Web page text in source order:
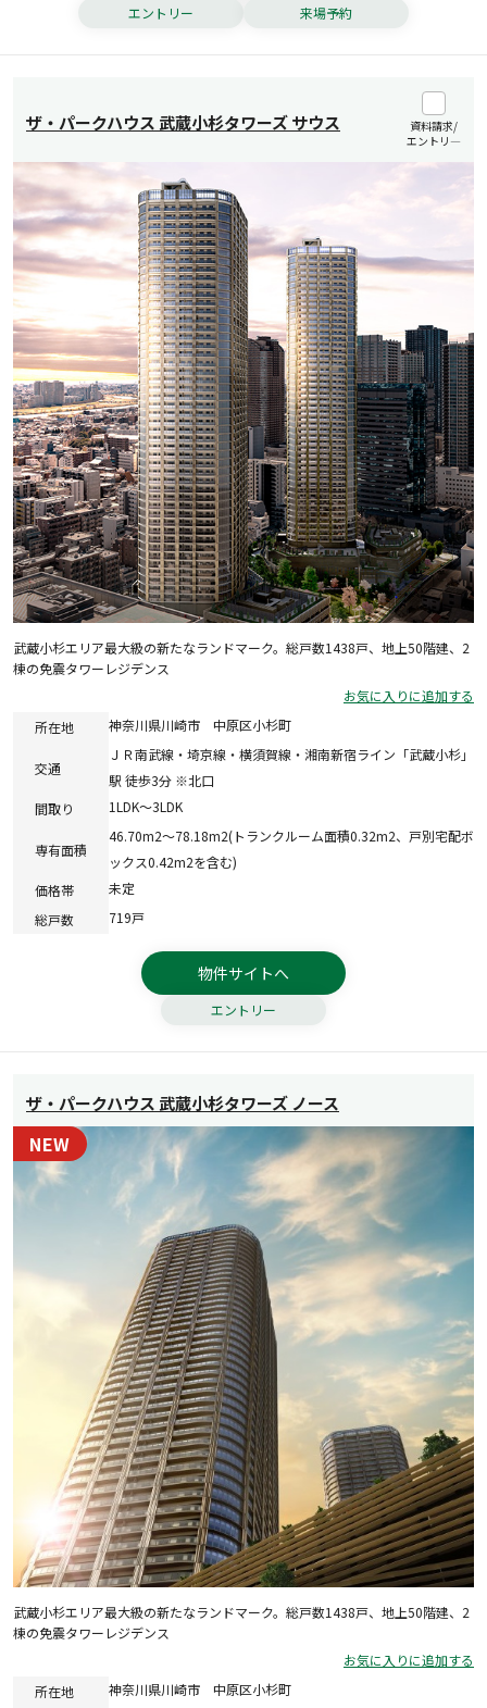
エントリー 来場予約
ザ・パークハウス 武蔵小杉タワーズ サウス
資料請求/
エントリ―
武蔵小杉エリア最大級の新たなランドマーク。総戸数1438戸、地上50階建、2
棟の免震タワーレジデンス
お気に入りに追加する
所在地
神奈川県川崎市 中原区小杉町
専有面積
46.70m2～78.18m2(トランクルーム面積0.32m2、戸別宅配ボ
ックス0.42m2を含む)
交通
ＪＲ南武線・埼京線・横須賀線・湘南新宿ライン「武蔵小杉」
駅 徒歩3分 ※北口
価格帯 未定
間取り 1LDK～3LDK
総戸数 719戸
物件サイトへ
エントリー
ザ・パークハウス 武蔵小杉タワーズ ノース
NEW
武蔵小杉エリア最大級の新たなランドマーク。総戸数1438戸、地上50階建、2
棟の免震タワーレジデンス
お気に入りに追加する
所在地
神奈川県川崎市 中原区小杉町